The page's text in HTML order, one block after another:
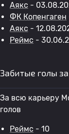
Аякс -
ФК Копенгаген
Аякс -
Реймс -
Забитые голы
За всю карьеру
голов
Реймс - 10